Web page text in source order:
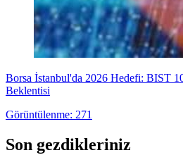
Borsa İstanbul'da 2026 Hedefi: BIST
Beklentisi
Görüntülenme: 271
Son gezdikleriniz